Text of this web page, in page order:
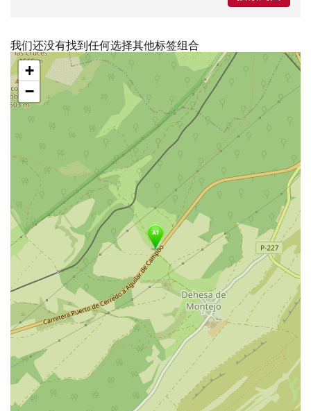
我们还没有找到任何选择其他标签组合
跳
过
地
图
+
−